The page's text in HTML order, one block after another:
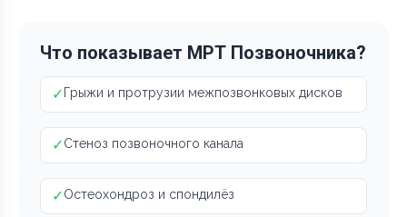
Что показывает МРТ Позвоночника?
✓ Грыжи и протрузии межпозвонковых дисков
✓Стеноз позвоночного канала
✓Остеохондроз и спондилёз